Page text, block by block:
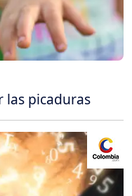
las picaduras